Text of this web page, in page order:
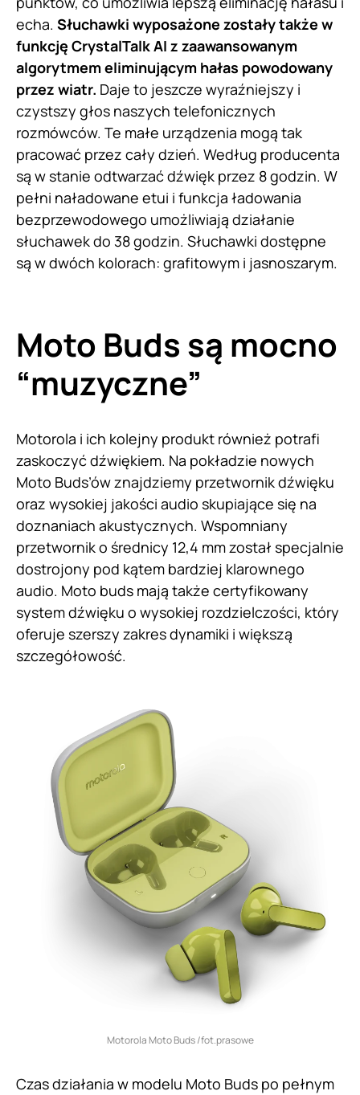
echa. Słuchawki wyposażone zostały także w
funkcję CrystalTalk AI z zaawansowanym
algorytmem eliminującym hałas powodowany
przez wiatr. Daje to jeszcze wyraźniejszy i
czystszy głos naszych telefonicznych
rozmówców. Te małe urządzenia mogą tak
pracować przez cały dzień. Według producenta
są w stanie odtwarzać dźwięk przez 8 godzin. W
pełni naładowane etui i funkcja ładowania
bezprzewodowego umożliwiają działanie
słuchawek do 38 godzin. Słuchawki dostępne
są w dwóch kolorach: grafitowym i jasnoszarym.
Moto Buds są mocno
“muzyczne”
Motorola i ich kolejny produkt również potrafi
zaskoczyć dźwiękiem. Na pokładzie nowych
Moto Buds’ów znajdziemy przetwornik dźwięku
oraz wysokiej jakości audio skupiające się na
doznaniach akustycznych. Wspomniany
przetwornik o średnicy 12,4 mm został specjalnie
dostrojony pod kątem bardziej klarownego
audio. Moto buds mają także certyfikowany
system dźwięku o wysokiej rozdzielczości, który
oferuje szerszy zakres dynamiki i większą
szczegółowość.
Motorola Moto Buds /fot.prasowe
Czas działania w modelu Moto Buds po pełnym